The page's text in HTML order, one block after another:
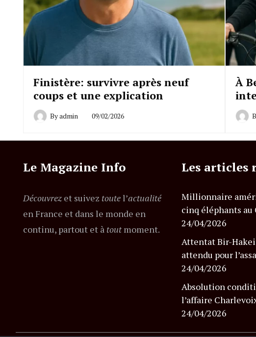
Finistère: survivre après neuf
coups et une explication
Byadmin 09/02/2026
À
Le Magazine Info
Découvrez et suivez toutel’actualité
en France et dans le monde en
continu, partout et à toutmoment.
Les articles
Millionnaire
cinq éléphants au
24/04/2026
Attentat Bir-
attendu pour
24/04/2026
Absolution
l’affaire
24/04/2026